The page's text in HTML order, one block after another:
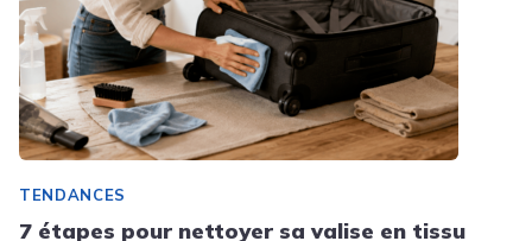
TENDANCES
7 étapes pour nettoyer sa valise en tissu